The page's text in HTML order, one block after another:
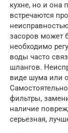
кухне, но и она
встречаются
засоров может
необходимо
воды часто
шлангов.
виде шума или
фильтры,
наличие
серьезная,